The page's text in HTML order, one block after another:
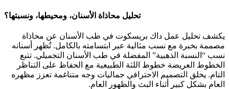
تحليل محاذاة الأسنان، ومحيطها، ونسبتها؟
يكشف تحليل عمل داك بريسكوت في طب الأسنان عن محاذاة
مصممة بخبرة مع نسب مثالية عبر ابتسامته بالكامل. تُظهر أسنانه
نسب “النسبة الذهبية” المفضلة في طب الأسنان التجميلي. تتبع
الخطوط العريضة خطوط اللثة الطبيعية مع الحفاظ على التناظر
التام. يخلق التصميم الاحترافي جماليات وجه متناغمة تعزز مظهره
العام بشكل كبير أثناء البث والظهور العام.